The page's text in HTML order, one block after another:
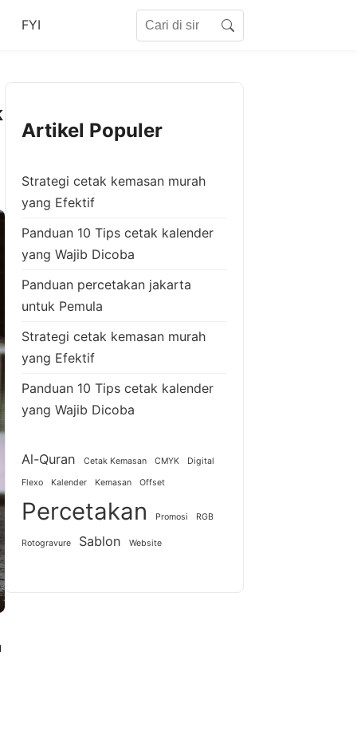
FYI Search
Artikel Populer
Strategi cetak kemasan murah
yang Efektif
Panduan 10 Tips cetak kalender
yang Wajib Dicoba
Panduan percetakan jakarta
untuk Pemula
Strategi cetak kemasan murah
yang Efektif
Panduan 10 Tips cetak kalender
yang Wajib Dicoba
Al-Quran Cetak Kemasan CMYK Digital
Flexo Kalender Kemasan Offset
Percetakan Promosi RGB
Rotogravure Sablon Website